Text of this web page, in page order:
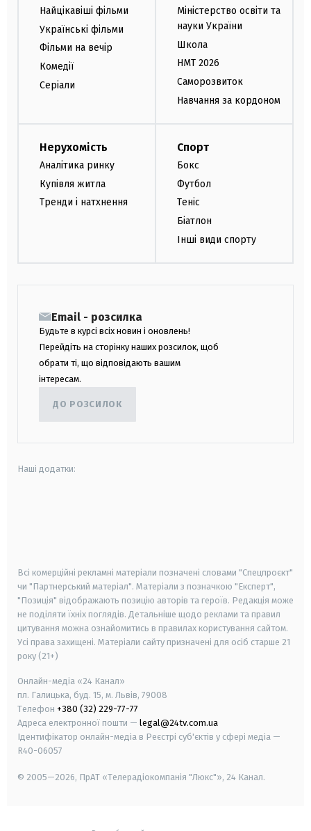
Найцікавіші фільми
Українські фільми
Фільми на вечір
Комедії
Серіали
Міністерство освіти та
науки України
Школа
НМТ 2026
Саморозвиток
Навчання за кордоном
Нерухомість
Аналітика ринку
Купівля житла
Тренди і натхнення
Спорт
Бокс
Футбол
Теніс
Біатлон
Інші види спорту
Email - розсилка
Будьте в курсі всіх новин і оновлень!
Перейдіть на сторінку наших розсилок, щоб
обрати ті, що відповідають вашим
інтересам.
ДО РОЗСИЛОК
Наші додатки:
Всі комерційні рекламні матеріали позначені словами "Спецпроєкт"
чи "Партнерський матеріал". Матеріали з позначкою "Експерт",
"Позиція" відображають позицію авторів та героїв. Редакція може
не поділяти їхніх поглядів. Детальніше щодо реклами та правил
цитування можна ознайомитись в правилах користування сайтом.
Усі права захищені. Матеріали сайту призначені для осіб старше 21
року (21+)
Онлайн-медіа «24 Канал»
пл. Галицька, буд. 15, м. Львів, 79008
Телефон +380 (32) 229-77-77
Адреса електронної пошти — legal@24tv.com.ua
Ідентифікатор онлайн-медіа в Реєстрі суб'єктів у сфері медіа —
R40-06057
© 2005—2026, ПрАТ «Телерадіокомпанія "Люкс"», 24 Канал.